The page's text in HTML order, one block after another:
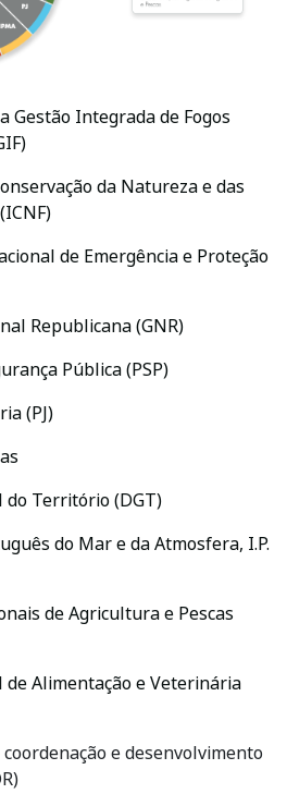
Gestão Integrada de Fogos
da Natureza e das
de Emergência e Proteção
Republicana (GNR)
Pública (PSP)
(PJ)
do Território (DGT)
do Mar e da Atmosfera, I.P.
de Agricultura e Pescas
de Alimentação e Veterinária
coordenação e desenvolvimento